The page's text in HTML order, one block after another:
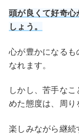
頭が良くて好奇
しょう。
心が豊かになるも
なれます。
しかし、苦手な
めた態度は、周り
楽しみながら継続